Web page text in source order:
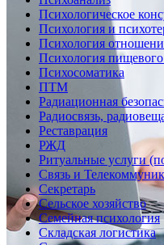
Психологическое
Психология и
Психология
Психология
Психосоматика
ПТМ
Радиационная
Радиосвязь,
Реставрация
РЖД
Ритуальные услуги
Связь и
Секретарь
Сельское хозяйство
Семейная психология
Складская логистика